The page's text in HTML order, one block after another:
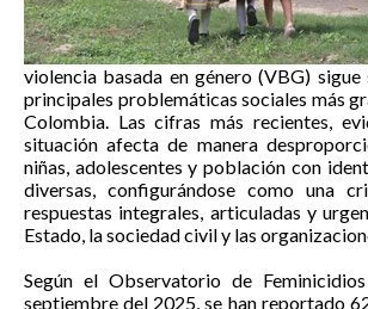
violencia basada en género (VBG) sigue
principales problemáticas sociales más
Colombia. Las cifras más recientes,
situación afecta de manera
niñas, adolescentes y población con
diversas, configurándose como una
respuestas integrales, articuladas y
Estado, la sociedad civil y las
Según el Observatorio de
septiembre del 2025, se han reportado